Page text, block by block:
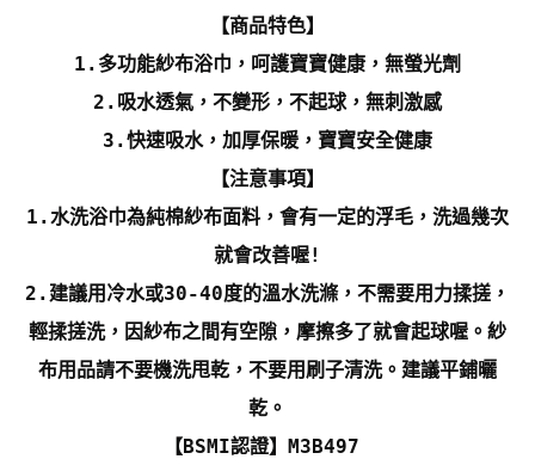
【商品特色】
1.多功能紗布浴巾，呵護寶寶健康，無螢光劑
2.吸水透氣，不變形，不起球，無刺激感
3.快速吸水，加厚保暖，寶寶安全健康
【注意事項】
1.水洗浴巾為純棉紗布面料，會有一定的浮毛，洗過幾次
就會改善喔!
2.建議用冷水或30-40度的溫水洗滌，不需要用力揉搓，
輕揉搓洗，因紗布之間有空隙，摩擦多了就會起球喔。紗
布用品請不要機洗甩乾，不要用刷子清洗。建議平鋪曬
乾。
【BSMI認證】M3B497